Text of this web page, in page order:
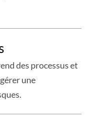
des processus et
une